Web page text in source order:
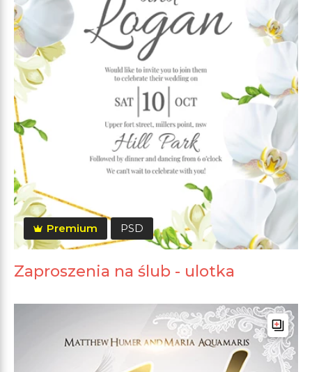
Premium PSD
Zaproszenia na ślub - ulotka